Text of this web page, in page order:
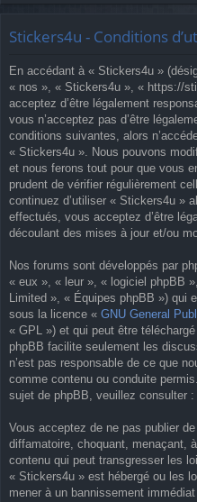
Stickers4u - Conditions
En accédant à « Stickers4u »
« nos », « Stickers4u », « https://
acceptez d’être légalement
vous n’acceptez pas d’être
conditions suivantes, alors
« Stickers4u ». Nous pouvons
et nous ferons tout pour que vous
prudent de vérifier régulièrement
continuez d’utiliser « Stickers4u »
effectués, vous acceptez d’être
découlant des mises à jour et/ou
Nos forums sont développés par
« eux », « leur », « logiciel phpBB
Limited », « Équipes phpBB ») qui
sous la licence « GNU General
« GPL ») et qui peut être
phpBB facilite seulement les
n’est pas responsable de ce que
comme contenu ou conduite
sujet de phpBB, veuillez consulter :
Vous acceptez de ne pas publier
diffamatoire, choquant, menaçant,
contenu qui peut transgresser les
« Stickers4u » est hébergé ou les
mener à un bannissement